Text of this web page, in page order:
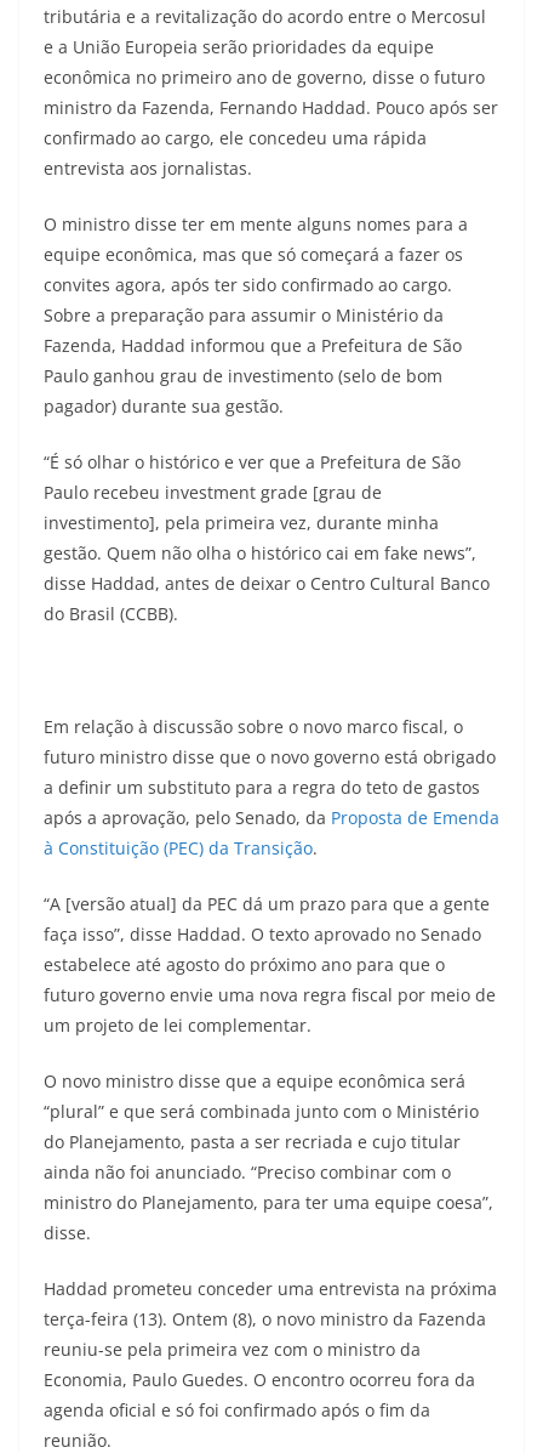
tributária e a revitalização do acordo entre o Mercosul
e a União Europeia serão prioridades da equipe
econômica no primeiro ano de governo, disse o futuro
ministro da Fazenda, Fernando Haddad. Pouco após ser
confirmado ao cargo, ele concedeu uma rápida
entrevista aos jornalistas.
O ministro disse ter em mente alguns nomes para a
equipe econômica, mas que só começará a fazer os
convites agora, após ter sido confirmado ao cargo.
Sobre a preparação para assumir o Ministério da
Fazenda, Haddad informou que a Prefeitura de São
Paulo ganhou grau de investimento (selo de bom
pagador) durante sua gestão.
“É só olhar o histórico e ver que a Prefeitura de São
Paulo recebeu investment grade [grau de
investimento], pela primeira vez, durante minha
gestão. Quem não olha o histórico cai em fake news”,
disse Haddad, antes de deixar o Centro Cultural Banco
do Brasil (CCBB).
Em relação à discussão sobre o novo marco fiscal, o
futuro ministro disse que o novo governo está obrigado
a definir um substituto para a regra do teto de gastos
após a aprovação, pelo Senado, da Proposta de Emenda
à Constituição (PEC) da Transição.
“A [versão atual] da PEC dá um prazo para que a gente
faça isso”, disse Haddad. O texto aprovado no Senado
estabelece até agosto do próximo ano para que o
futuro governo envie uma nova regra fiscal por meio de
um projeto de lei complementar.
O novo ministro disse que a equipe econômica será
“plural” e que será combinada junto com o Ministério
do Planejamento, pasta a ser recriada e cujo titular
ainda não foi anunciado. “Preciso combinar com o
ministro do Planejamento, para ter uma equipe coesa”,
disse.
Haddad prometeu conceder uma entrevista na próxima
terça-feira (13). Ontem (8), o novo ministro da Fazenda
reuniu-se pela primeira vez com o ministro da
Economia, Paulo Guedes. O encontro ocorreu fora da
agenda oficial e só foi confirmado após o fim da
reunião.